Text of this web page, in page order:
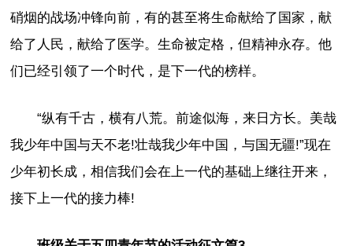
硝烟的战场冲锋向前，有的甚至将生命献给了国家，献
给了人民，献给了医学。生命被定格，但精神永存。他
们已经引领了一个时代，是下一代的榜样。
“纵有千古，横有八荒。前途似海，来日方长。美哉
我少年中国与天不老!壮哉我少年中国，与国无疆!”现在
少年初长成，相信我们会在上一代的基础上继往开来，
接下上一代的接力棒!